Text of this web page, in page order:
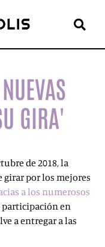
GIRA'
de 2018, la
girar por los mejores
a los numerosos
en
a entregar a las